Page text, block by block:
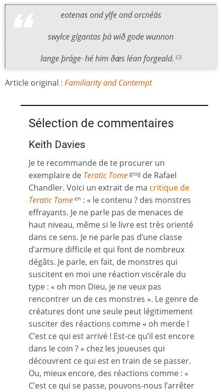
eotenas ond ylfe ond orcnéäs
swylce gígantas þá wið gode wunnon
lange þráge· hé him ðæs léan forgeald. (2)
Article original : Familiarity and Contempt
Sélection de commentaires
Keith Davies
Je te recommande de te procurer un
exemplaire de Teratic Tome grog de Rafael
Chandler. Voici un extrait de ma critique de
Teratic Tome en : « le contenu ? des monstres
effrayants. Je ne parle pas de menaces de
haut niveau, même si le livre est très orienté
dans ce sens. Je ne parle pas d’une classe
d’armure difficile et qui font de nombreux
dégâts. Je parle, en fait, de monstres qui
suscitent en moi une réaction viscérale du
type : « oh mon Dieu, je ne veux pas
rencontrer un de ces monstres ». Le genre de
créatures dont une seule peut légitimement
susciter des réactions comme « oh merde !
C’est ce qui est arrivé ! Est-ce qu’il est encore
dans le coin ? » chez les joueuses qui
découvrent ce qui est en train de se passer.
Ou, mieux encore, des réactions comme : «
C’est ce qui se passe, pouvons-nous l’arrêter